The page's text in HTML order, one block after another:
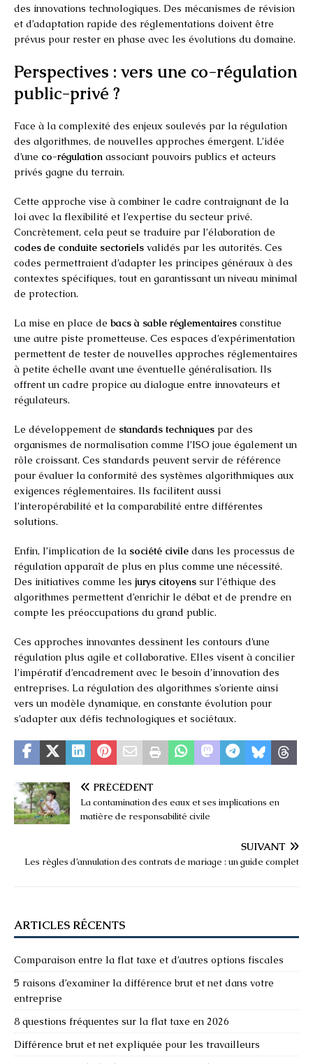
des innovations technologiques. Des mécanismes de révision
et d’adaptation rapide des réglementations doivent être
prévus pour rester en phase avec les évolutions du domaine.
Perspectives : vers une co-régulation
public-privé ?
Face à la complexité des enjeux soulevés par la régulation
des algorithmes, de nouvelles approches émergent. L’idée
d’une co-régulation associant pouvoirs publics et acteurs
privés gagne du terrain.
Cette approche vise à combiner le cadre contraignant de la
loi avec la flexibilité et l’expertise du secteur privé.
Concrètement, cela peut se traduire par l’élaboration de
codes de conduite sectoriels validés par les autorités. Ces
codes permettraient d’adapter les principes généraux à des
contextes spécifiques, tout en garantissant un niveau minimal
de protection.
La mise en place de bacs à sable réglementaires constitue
une autre piste prometteuse. Ces espaces d’expérimentation
permettent de tester de nouvelles approches réglementaires
à petite échelle avant une éventuelle généralisation. Ils
offrent un cadre propice au dialogue entre innovateurs et
régulateurs.
Le développement de standards techniques par des
organismes de normalisation comme l’ISO joue également un
rôle croissant. Ces standards peuvent servir de référence
pour évaluer la conformité des systèmes algorithmiques aux
exigences réglementaires. Ils facilitent aussi
l’interopérabilité et la comparabilité entre différentes
solutions.
Enfin, l’implication de la société civile dans les processus de
régulation apparaît de plus en plus comme une nécessité.
Des initiatives comme les jurys citoyens sur l’éthique des
algorithmes permettent d’enrichir le débat et de prendre en
compte les préoccupations du grand public.
Ces approches innovantes dessinent les contours d’une
régulation plus agile et collaborative. Elles visent à concilier
l’impératif d’encadrement avec le besoin d’innovation des
entreprises. La régulation des algorithmes s’oriente ainsi
vers un modèle dynamique, en constante évolution pour
s’adapter aux défis technologiques et sociétaux.
PRÉCÉDENT
La contamination des eaux et ses implications en
matière de responsabilité civile
SUIVANT
Les règles d’annulation des contrats de mariage : un guide complet
ARTICLES RÉCENTS
Comparaison entre la flat taxe et d’autres options fiscales
5 raisons d’examiner la différence brut et net dans votre
entreprise
8 questions fréquentes sur la flat taxe en 2026
Différence brut et net expliquée pour les travailleurs